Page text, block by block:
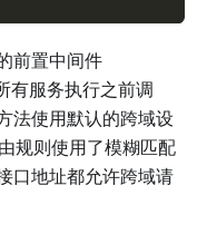
前置中间件
有服务执行之前调
法使用默认的跨域设
规则使用了模糊匹配
口地址都允许跨域请